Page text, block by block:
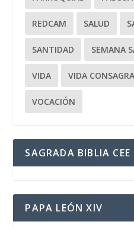
REDCAM SALUD
SANTIDAD SEMANA
VIDA VIDA
VOCACIÓN
SAGRADA BIBLIA CEE
PAPA LEÓN XIV